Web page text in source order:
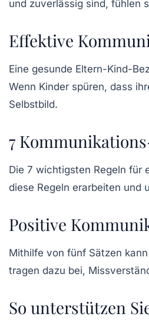
und zuverlässig sind, fühlen
Effektive
Eine gesunde Eltern-Kind-
Wenn Kinder spüren, dass
Selbstbild.
7
Die 7 wichtigsten Regeln für
diese Regeln erarbeiten und
Positive
Mithilfe von fünf Sätzen
tragen dazu bei,
So unterstützen